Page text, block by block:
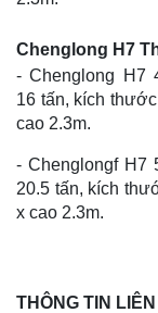
​Chenglong H7
- Chenglong H7
16 tấn, kích
cao 2.3m.
- Chenglongf H7
20.5 tấn, kích
x cao 2.3m.
THÔNG TIN